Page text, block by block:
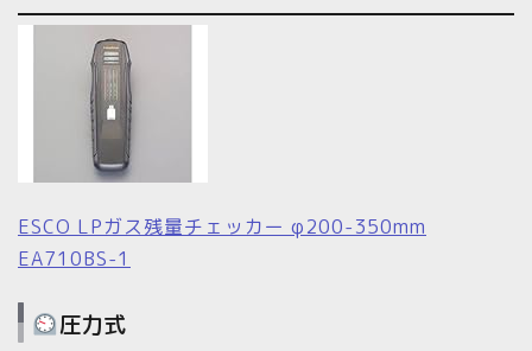
ESCO LPガス残量チェッカー φ200-350mm
EA710BS-1
圧力式